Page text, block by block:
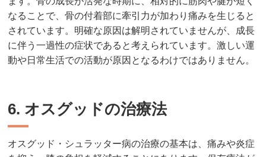
なることで、骨の付着部に牽引力が加わり痛みを生じると
されています。明確な原因は解明されていませんが、成長
に伴う一過性の症状であると考えられています。激しい運
動や日常生活での活動が原因となるわけではありません。
6. オスグッドの治療法
オスグッド・シュラッター病の治療の基本は、痛みや炎症